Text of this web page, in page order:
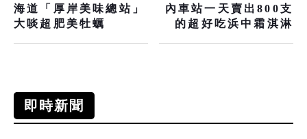
海道「厚岸美味總站」
大啖超肥美牡蠣
內車站一天賣出800支
的超好吃浜中霜淇淋
即時新聞